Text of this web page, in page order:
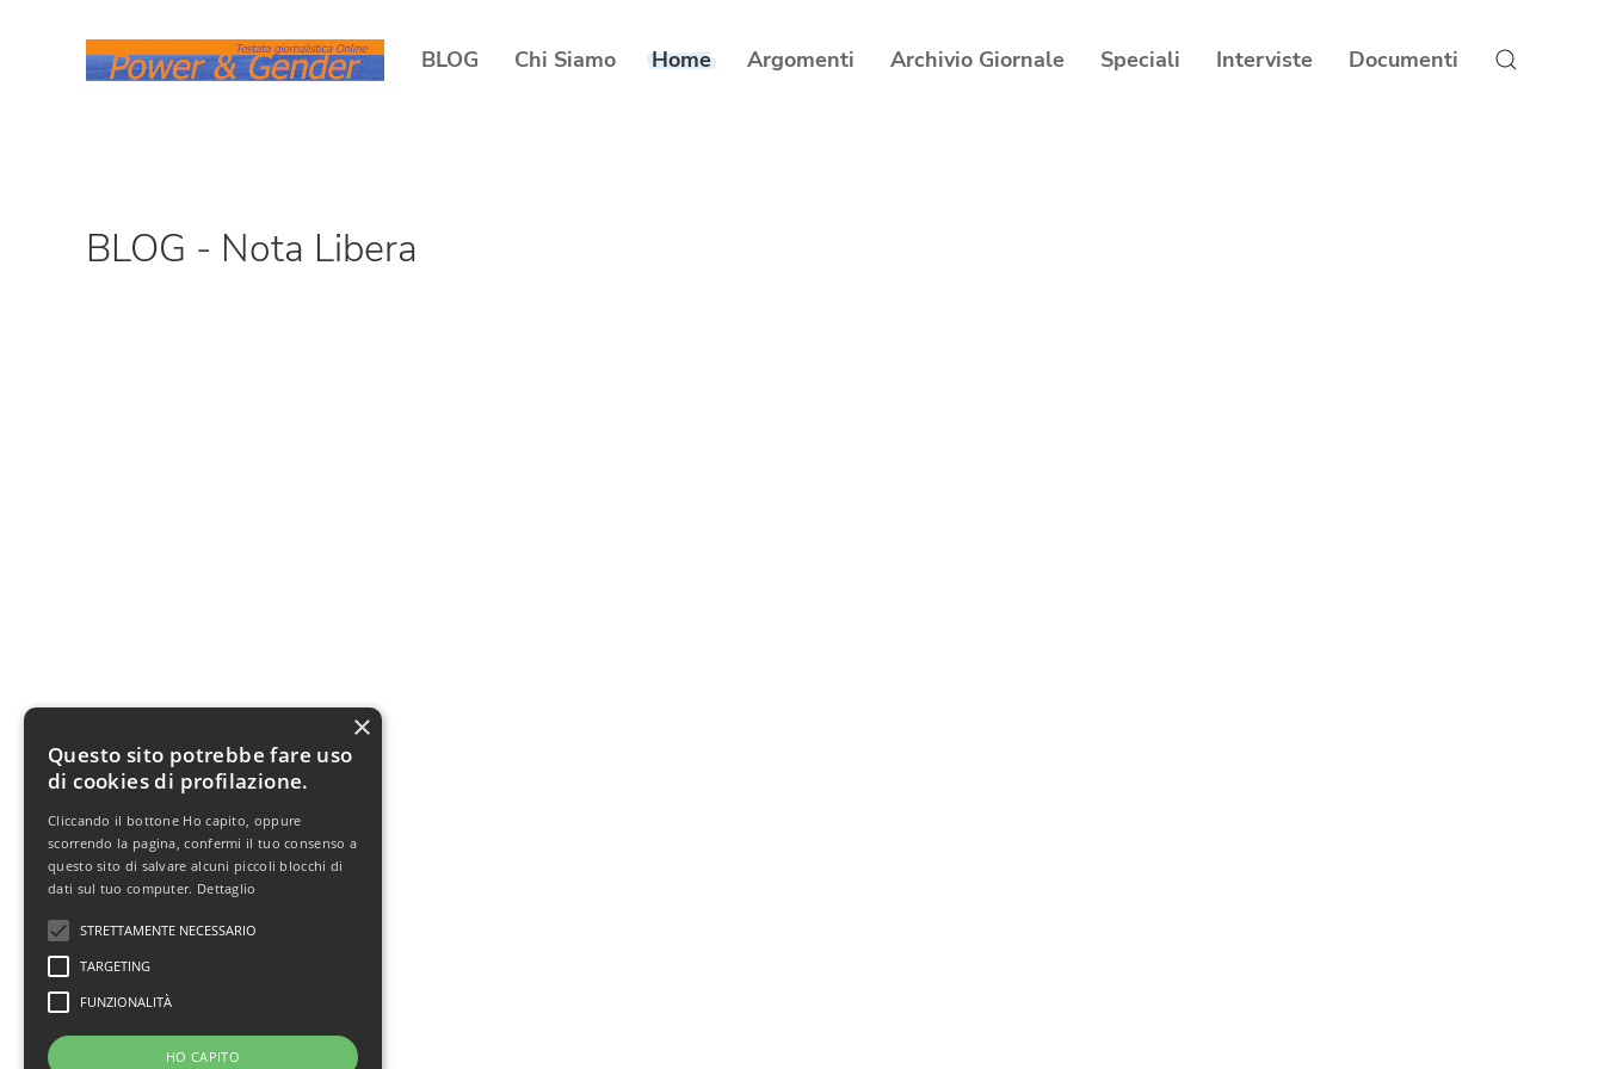
BLOG Chi Siamo Home Argomenti Archivio Giornale Speciali Interviste Documenti
BLOG - Nota Libera
×
Questo sito potrebbe fare uso
di cookies di profilazione.
Cliccando il bottone Ho capito, oppure
scorrendo la pagina, confermi il tuo consenso a
questo sito di salvare alcuni piccoli blocchi di
dati sul tuo computer. Dettaglio
STRETTAMENTE NECESSARIO
TARGETING
FUNZIONALITÀ
HO CAPITO